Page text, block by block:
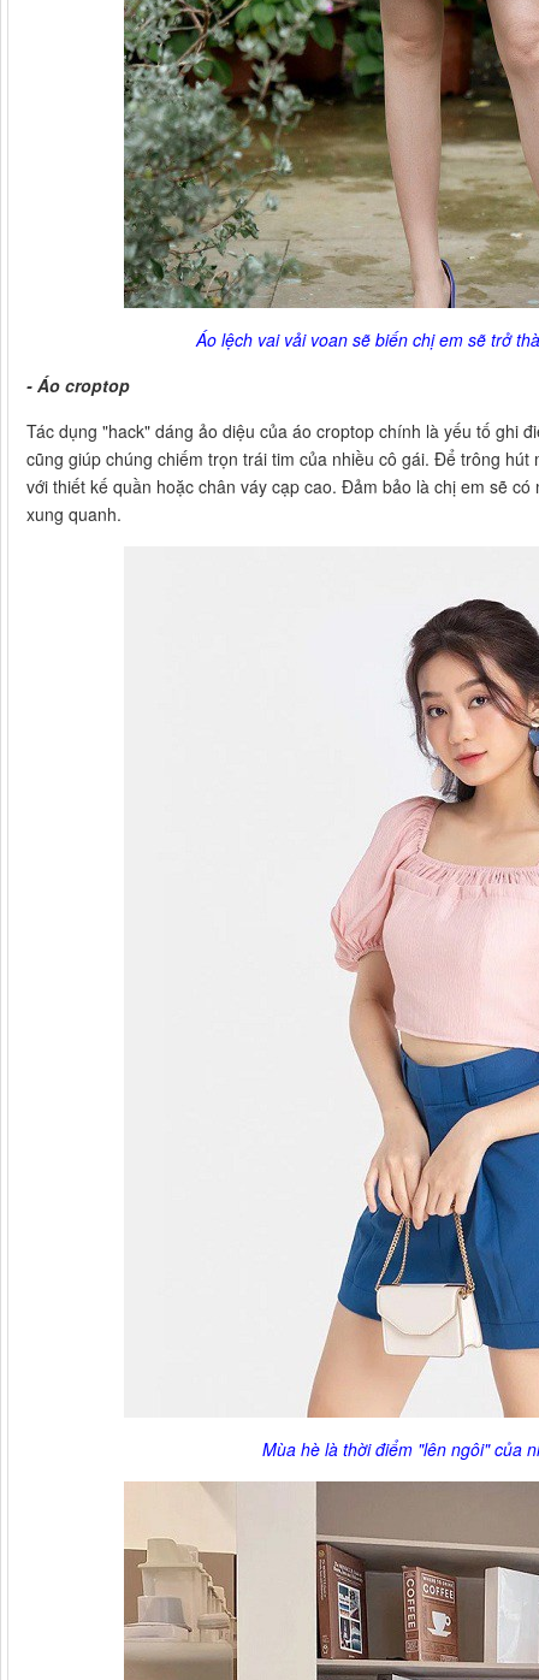
Áo lệch vai vải voan sẽ biến chị em sẽ trở
- Áo croptop
Tác dụng "hack" dáng ảo diệu của áo croptop chính là yếu tố ghi
cũng giúp chúng chiếm trọn trái tim của nhiều cô gái. Để trông
với thiết kế quần hoặc chân váy cạp cao. Đảm bảo là chị em sẽ
xung quanh.
Mùa hè là thời điểm "lên ngôi" của